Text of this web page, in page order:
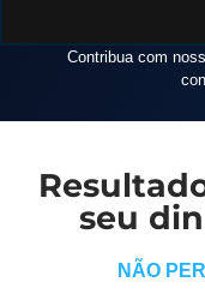
Contribua com
seu
NÃO